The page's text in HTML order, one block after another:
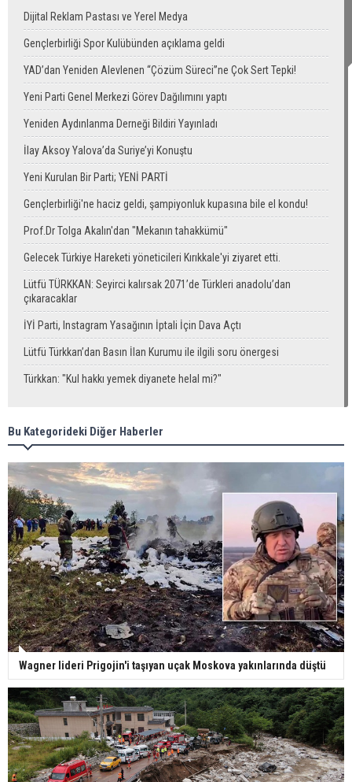
Dijital Reklam Pastası ve Yerel Medya
Gençlerbirliği Spor Kulübünden açıklama geldi
YAD’dan Yeniden Alevlenen “Çözüm Süreci”ne Çok Sert Tepki!
Yeni Parti Genel Merkezi Görev Dağılımını yaptı
Yeniden Aydınlanma Derneği Bildiri Yayınladı
İlay Aksoy Yalova’da Suriye’yi Konuştu
Yeni Kurulan Bir Parti; YENİ PARTİ
Gençlerbirliği'ne haciz geldi, şampiyonluk kupasına bile el kondu!
Prof.Dr Tolga Akalın'dan "Mekanın tahakkümü"
Gelecek Türkiye Hareketi yöneticileri Kırıkkale'yi ziyaret etti.
Lütfü TÜRKKAN: Seyirci kalırsak 2071’de Türkleri anadolu’dan
çıkaracaklar
İYİ Parti, Instagram Yasağının İptali İçin Dava Açtı
Lütfü Türkkan’dan Basın İlan Kurumu ile ilgili soru önergesi
Türkkan: "Kul hakkı yemek diyanete helal mi?"
Bu Kategorideki Diğer Haberler
Wagner lideri Prigojin'i taşıyan uçak Moskova yakınlarında düştü